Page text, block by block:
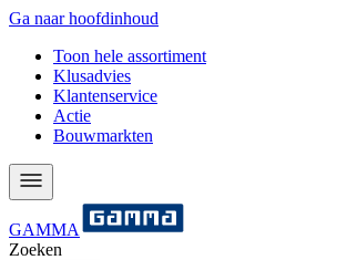
Ga naar hoofdinhoud
Toon hele assortiment
Klusadvies
Klantenservice
Actie
Bouwmarkten
GAMMA
Zoeken